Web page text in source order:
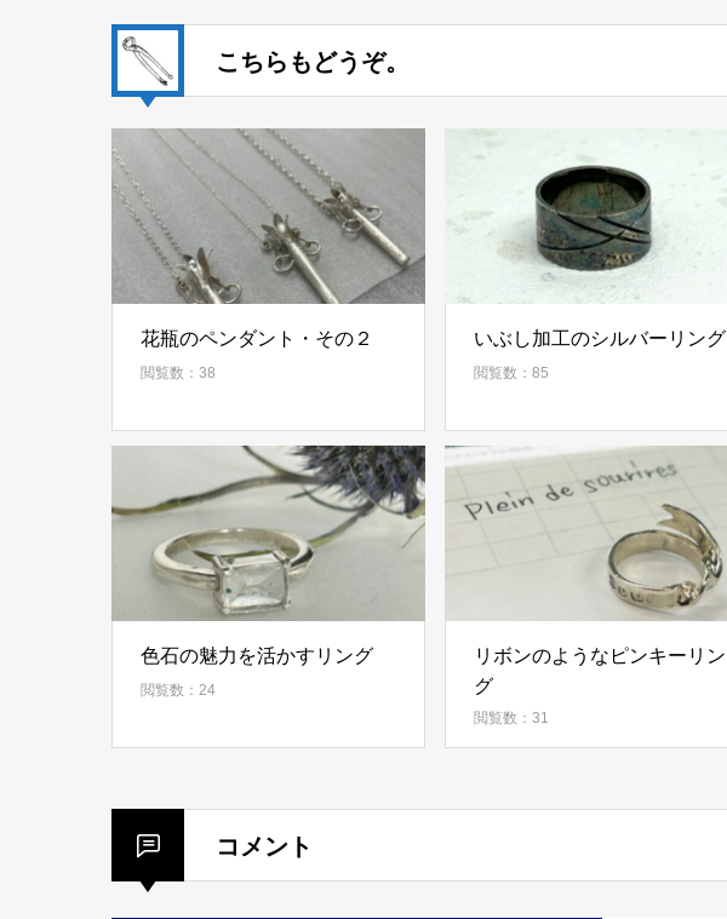
こちらもどうぞ。
花瓶のペンダント・その２
閲覧数：38
いぶし加工のシルバーリング
閲覧数：85
色石の魅力を活かすリング
閲覧数：24
リボンのようなピンキーリン
グ
閲覧数：31
コメント